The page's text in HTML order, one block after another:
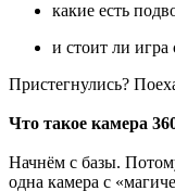
какие есть
и стоит ли игра
Пристегнулись?
Что такое камера
Начнём с базы.
одна камера с